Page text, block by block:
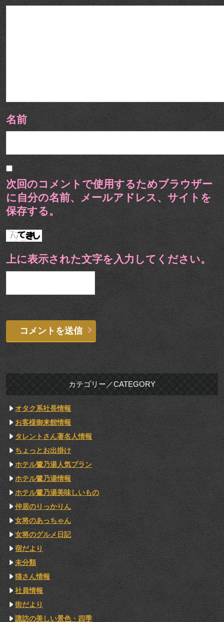
名前
次回のコメントで使用するためブラウザー
に自分の名前、メールアドレス、サイトを
保存する。
上に表示された文字を入力してください。
カテゴリー／CATEGORY
オタク系社長情報
お客様御来館情報
タレントさん著名人情報
ちょっとお出掛け
ホテル鷺乃湯人気プラン
ホテル鷺乃湯情報
ホテル鷺乃湯美味しいもの
仲居のりっかりん
女将のあっちゃん
女将のグルメ日記
宿だより
未分類
猫さん情報
社員情報
街だより
諏訪の美しい景色・四季